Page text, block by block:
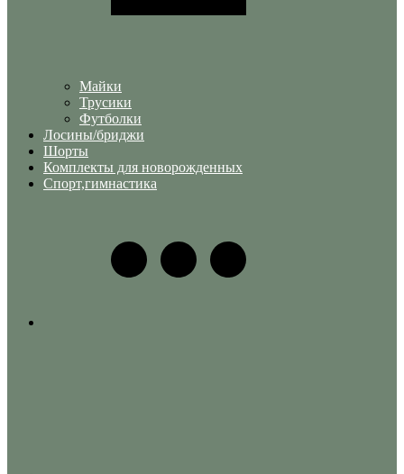
Майки
Трусики
Футболки
Лосины/бриджи
Шорты
Комплекты для новорожденных
Спорт,гимнастика